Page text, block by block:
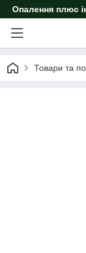
Опалення плюс
Товари та